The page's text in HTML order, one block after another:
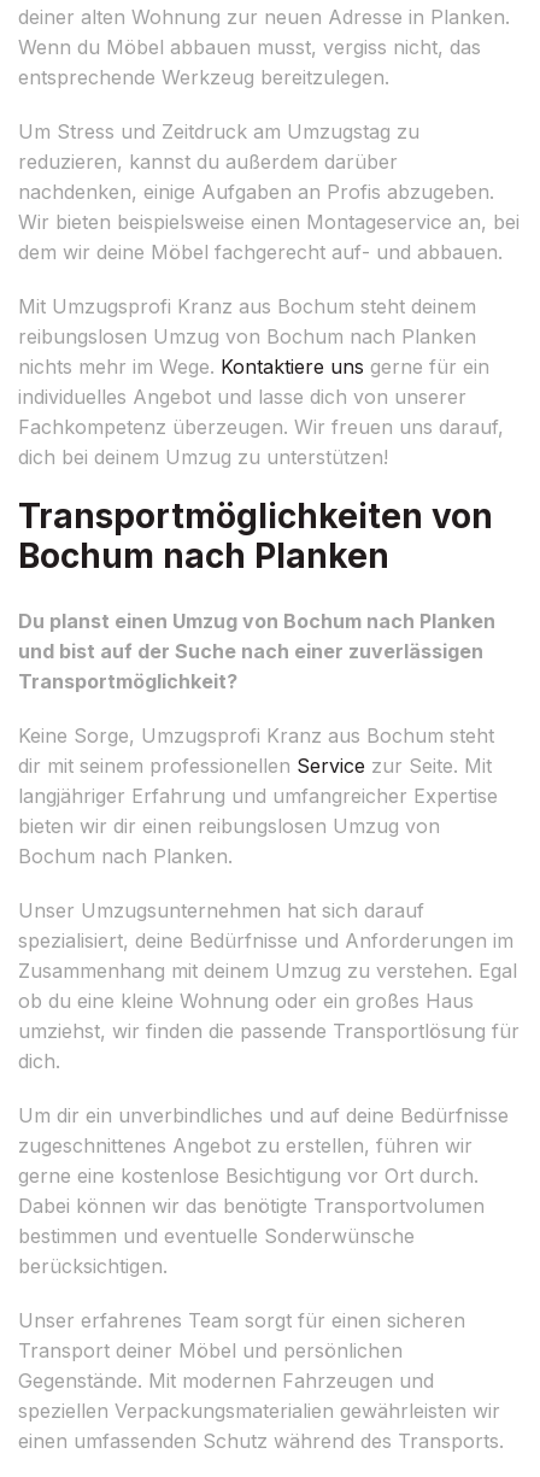
deiner alten Wohnung zur neuen Adresse in Planken.
Wenn du Möbel abbauen musst, vergiss nicht, das
entsprechende Werkzeug bereitzulegen.
Um Stress und Zeitdruck am Umzugstag zu
reduzieren, kannst du außerdem darüber
nachdenken, einige Aufgaben an Profis abzugeben.
Wir bieten beispielsweise einen Montageservice an, bei
dem wir deine Möbel fachgerecht auf- und abbauen.
Mit Umzugsprofi Kranz aus Bochum steht deinem
reibungslosen Umzug von Bochum nach Planken
nichts mehr im Wege. Kontaktiere uns gerne für ein
individuelles Angebot und lasse dich von unserer
Fachkompetenz überzeugen. Wir freuen uns darauf,
dich bei deinem Umzug zu unterstützen!
Transportmöglichkeiten von
Bochum nach Planken
Du planst einen Umzug von Bochum nach Planken
und bist auf der Suche nach einer zuverlässigen
Transportmöglichkeit?
Keine Sorge, Umzugsprofi Kranz aus Bochum steht
dir mit seinem professionellen Service zur Seite. Mit
langjähriger Erfahrung und umfangreicher Expertise
bieten wir dir einen reibungslosen Umzug von
Bochum nach Planken.
Unser Umzugsunternehmen hat sich darauf
spezialisiert, deine Bedürfnisse und Anforderungen im
Zusammenhang mit deinem Umzug zu verstehen. Egal
ob du eine kleine Wohnung oder ein großes Haus
umziehst, wir finden die passende Transportlösung für
dich.
Um dir ein unverbindliches und auf deine Bedürfnisse
zugeschnittenes Angebot zu erstellen, führen wir
gerne eine kostenlose Besichtigung vor Ort durch.
Dabei können wir das benötigte Transportvolumen
bestimmen und eventuelle Sonderwünsche
berücksichtigen.
Unser erfahrenes Team sorgt für einen sicheren
Transport deiner Möbel und persönlichen
Gegenstände. Mit modernen Fahrzeugen und
speziellen Verpackungsmaterialien gewährleisten wir
einen umfassenden Schutz während des Transports.